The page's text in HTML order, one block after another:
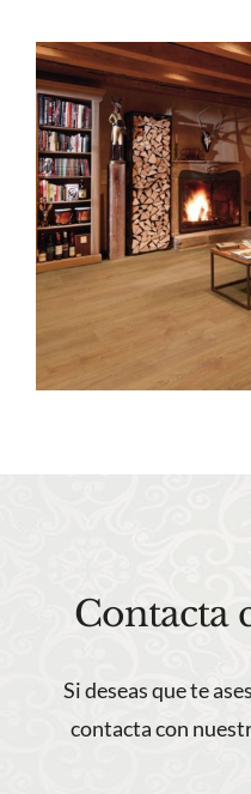
Contacta
Si deseas que te
contacta con